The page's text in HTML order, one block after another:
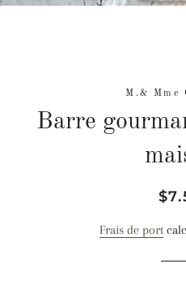
M.& Mme
Barre
Prix
Prix
Frais de port